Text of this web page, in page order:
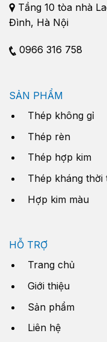
Tầng 10 tòa nhà
Đình, Hà Nội
0966 316 758
SẢN PHẨM
Thép không gỉ
Thép rèn
Thép hợp kim
Thép kháng thời
Hợp kim màu
HỖ TRỢ
Trang chủ
Giới thiệu
Sản phẩm
Liên hệ